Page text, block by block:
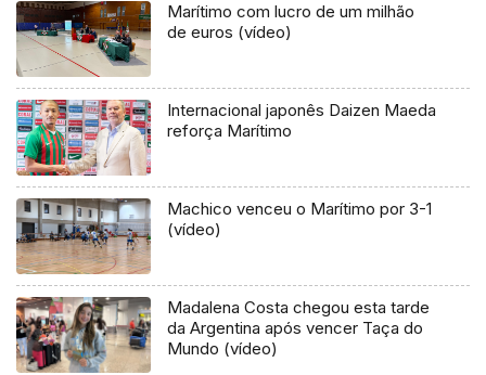
Marítimo com lucro de um milhão
de euros (vídeo)
Internacional japonês Daizen Maeda
reforça Marítimo
Machico venceu o Marítimo por 3-1
(vídeo)
Madalena Costa chegou esta tarde
da Argentina após vencer Taça do
Mundo (vídeo)